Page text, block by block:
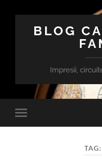
BLOG
Impresii,
Toggle
mobile
TAG: